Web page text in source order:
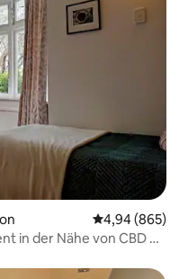
4,94 (865)
in der Nähe von CBD &